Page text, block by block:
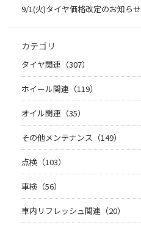
9/1(火)タイヤ価格改定のお知らせ
カテゴリ
タイヤ関連（307）
ホイール関連（119）
オイル関連（35）
その他メンテナンス（149）
点検（103）
車検（56）
車内リフレッシュ関連（20）